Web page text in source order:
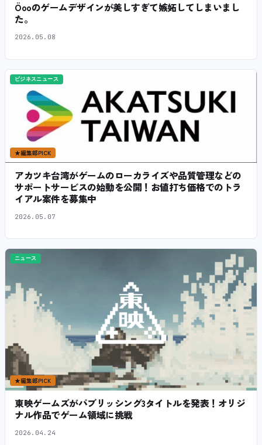
Öooのゲームデザインが美しすぎて嫉妬してしまいまし
た。
2026.05.08
ビジネスニュース
★編集部PICK
アカツキ台湾がゲームのローカライズや品質管理などの
サポートサービスの始動を公開！お値打ち価格でのトラ
イアル案件を募集中
2026.05.07
ニュース
★編集部PICK
東映ゲームズがパブリッシング3タイトルを発表！オリジ
ナル作品でゲーム領域に挑戦
2026.04.24